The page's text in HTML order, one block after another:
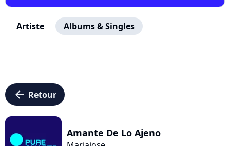
Artiste Albums & Singles
arrow_left Retour
Amante De Lo Ajeno